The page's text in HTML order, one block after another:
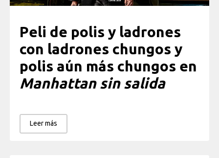
Peli de polis y ladrones
con ladrones chungos y
polis aún más chungos en
Manhattan sin salida
Leer más